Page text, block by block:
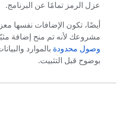
عزل الرمز تمامًا عن البرنامج.
أيضًا، تكون الإضافات نفسها
مشروعك لأنه تم منح إضافة
وصول محدودة بالموارد
بوضوح قبل التثبيت.